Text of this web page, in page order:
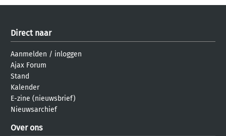
Direct naar
Aanmelden / inloggen
Ajax Forum
Stand
Kalender
E-zine (nieuwsbrief)
Nieuwsarchief
Over ons